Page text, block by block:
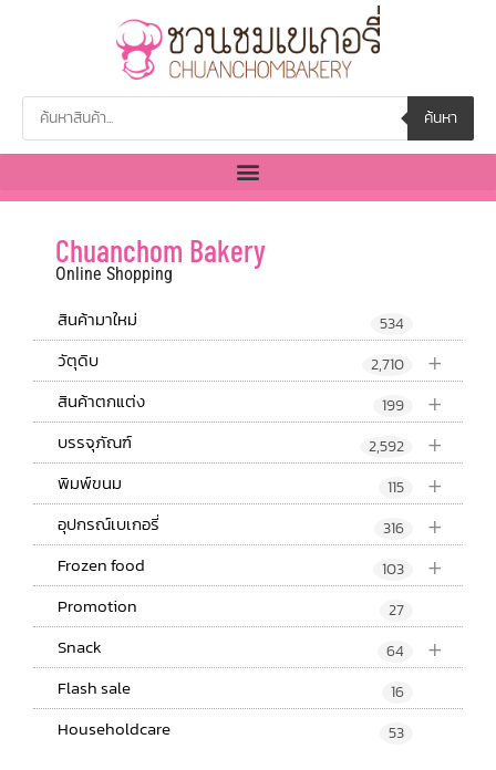
ค้นหา
Chuanchom Bakery
Online Shopping
สินค้ามาใหม่ 534
+
วัตุดิบ 2,710
+
สินค้าตกแต่ง 199
+
บรรจุภัณฑ์ 2,592
+
พิมพ์ขนม 115
+
อุปกรณ์เบเกอรี่ 316
+
Frozen food 103
Promotion 27
+
Snack 64
Flash sale 16
Householdcare 53